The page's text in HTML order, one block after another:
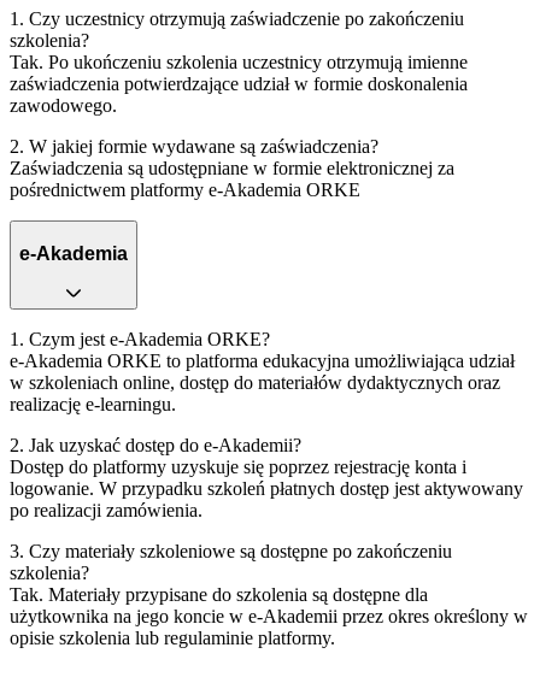
1. Czy uczestnicy otrzymują zaświadczenie po zakończeniu
szkolenia?
Tak. Po ukończeniu szkolenia uczestnicy otrzymują imienne
zaświadczenia potwierdzające udział w formie doskonalenia
zawodowego.
2. W jakiej formie wydawane są zaświadczenia?
Zaświadczenia są udostępniane w formie elektronicznej za
pośrednictwem platformy e‑Akademia ORKE
e-Akademia
1. Czym jest e‑Akademia ORKE?
e‑Akademia ORKE to platforma edukacyjna umożliwiająca udział
w szkoleniach online, dostęp do materiałów dydaktycznych oraz
realizację e‑learningu.
2. Jak uzyskać dostęp do e‑Akademii?
Dostęp do platformy uzyskuje się poprzez rejestrację konta i
logowanie. W przypadku szkoleń płatnych dostęp jest aktywowany
po realizacji zamówienia.
3. Czy materiały szkoleniowe są dostępne po zakończeniu
szkolenia?
Tak. Materiały przypisane do szkolenia są dostępne dla
użytkownika na jego koncie w e‑Akademii przez okres określony w
opisie szkolenia lub regulaminie platformy.